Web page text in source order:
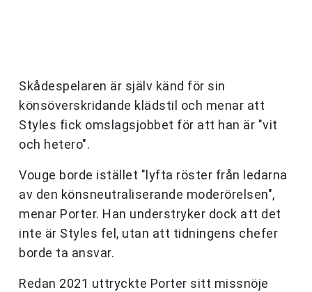
Skådespelaren är själv känd för sin
könsöverskridande klädstil och menar att
Styles fick omslagsjobbet för att han är "vit
och hetero".
Vouge borde istället "lyfta röster från ledarna
av den könsneutraliserande moderörelsen",
menar Porter. Han understryker dock att det
inte är Styles fel, utan att tidningens chefer
borde ta ansvar.
Redan 2021 uttryckte Porter sitt missnöje